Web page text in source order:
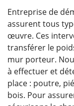
Entreprise de
assurent tous
œuvre. Ces
transférer le
mur porteur.
à effectuer et
place : poutre,
bois. Pour